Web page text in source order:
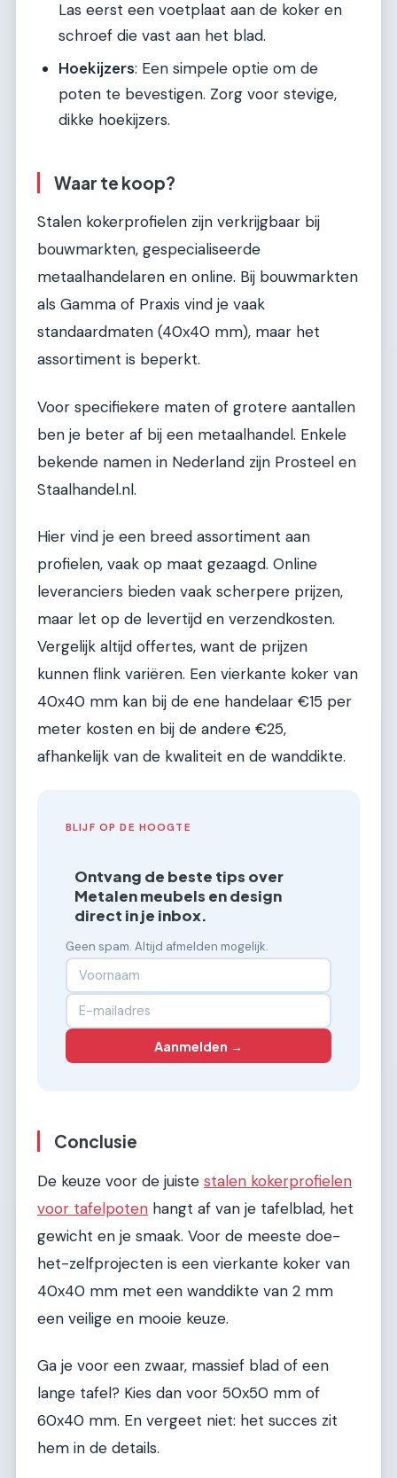
Las eerst een voetplaat aan de koker en
schroef die vast aan het blad.
Hoekijzers: Een simpele optie om de
poten te bevestigen. Zorg voor stevige,
dikke hoekijzers.
Waar te koop?
Stalen kokerprofielen zijn verkrijgbaar bij
bouwmarkten, gespecialiseerde
metaalhandelaren en online. Bij bouwmarkten
als Gamma of Praxis vind je vaak
standaardmaten (40x40 mm), maar het
assortiment is beperkt.
Voor specifiekere maten of grotere aantallen
ben je beter af bij een metaalhandel. Enkele
bekende namen in Nederland zijn Prosteel en
Staalhandel.nl.
Hier vind je een breed assortiment aan
profielen, vaak op maat gezaagd. Online
leveranciers bieden vaak scherpere prijzen,
maar let op de levertijd en verzendkosten.
Vergelijk altijd offertes, want de prijzen
kunnen flink variëren. Een vierkante koker van
40x40 mm kan bij de ene handelaar €15 per
meter kosten en bij de andere €25,
afhankelijk van de kwaliteit en de wanddikte.
BLIJF OP DE HOOGTE
Ontvang de beste tips over
Metalen meubels en design
direct in je inbox.
Geen spam. Altijd afmelden mogelijk.
Aanmelden →
Conclusie
De keuze voor de juiste stalen kokerprofielen
voor tafelpoten hangt af van je tafelblad, het
gewicht en je smaak. Voor de meeste doe-
het-zelfprojecten is een vierkante koker van
40x40 mm met een wanddikte van 2 mm
een veilige en mooie keuze.
Ga je voor een zwaar, massief blad of een
lange tafel? Kies dan voor 50x50 mm of
60x40 mm. En vergeet niet: het succes zit
hem in de details.